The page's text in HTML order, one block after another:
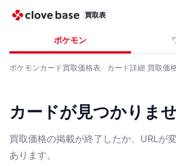
買取表
ポケモン
ポケモンカード買取価格表 カード詳細 買取価
カードが見つかりま
買取価格の掲載が終了したか、URLが
あります。